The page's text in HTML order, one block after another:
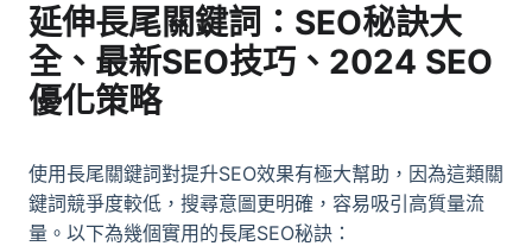
延伸長尾關鍵詞：SEO秘訣大
全、最新SEO技巧、2024 SEO
優化策略
使用長尾關鍵詞對提升SEO效果有極大幫助，因為這類關
鍵詞競爭度較低，搜尋意圖更明確，容易吸引高質量流
量。以下為幾個實用的長尾SEO秘訣：